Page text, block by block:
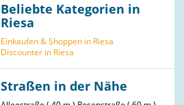
Beliebte Kategorien in
Riesa
Einkaufen & Shoppen in Riesa
Discounter in Riesa
Straßen in der Nähe